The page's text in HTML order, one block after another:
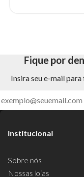
Fique por
Insira seu e-mail
Institucional
Sobre nós
Nossas lojas